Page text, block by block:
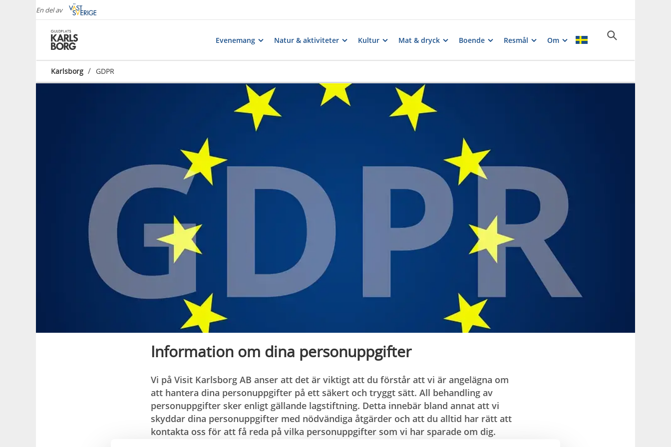
En del av
Evenemang Natur & aktiviteter Kultur Mat & dryck Boende Resmål Om
Karlsborg / GDPR
Information om dina personuppgifter
Vi på Visit Karlsborg AB anser att det är viktigt att du förstår att vi är angelägna om
att hantera dina personuppgifter på ett säkert och tryggt sätt. All behandling av
personuppgifter sker enligt gällande lagstiftning. Detta innebär bland annat att vi
skyddar dina personuppgifter med nödvändiga åtgärder och att du alltid har rätt att
kontakta oss för att få reda på vilka personuppgifter som vi har sparade om dig.